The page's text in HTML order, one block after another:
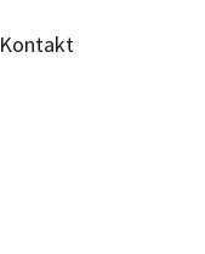
Kontakt